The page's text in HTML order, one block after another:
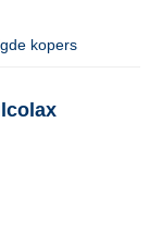
kopers